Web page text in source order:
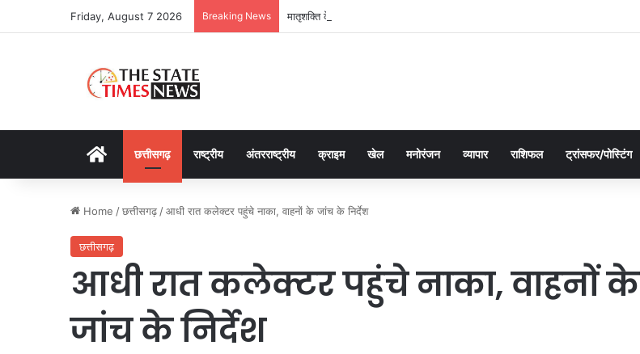
Friday, August 7 2026 Breaking News मातृशक्ति के खातों में पहुँची महतारी वंदन योजना की 30वीं किस्त, 630.55 करोड़ रुपये ट्रांसफर
Homeछत्तीसगढ़ राष्ट्रीय अंतरराष्ट्रीय क्राइम खेल मनोरंजन व्यापार राशिफल ट्रांसफर/पोस्टिंग
Home /छत्तीसगढ़ /आधी रात कलेक्टर पहुंचे नाका, वाहनों के जांच के निर्देश
छत्तीसगढ़
आधी रात कलेक्टर पहुंचे नाका, वाहनों के
जांच के निर्देश